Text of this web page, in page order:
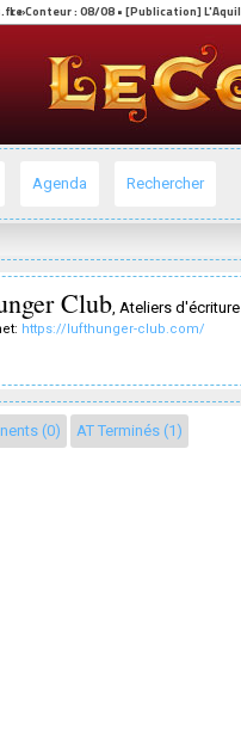
Agenda Rechercher
Club, Ateliers d'écriture
https://lufthunger-club.com/
(0)
AT Terminés (1)